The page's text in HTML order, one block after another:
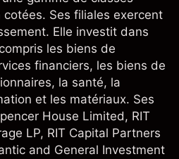
Ses filiales exercent
Elle investit dans
les biens de
financiers, les biens de
la santé, la
et les matériaux. Ses
House Limited, RIT
LP, RIT Capital Partners
and General Investment